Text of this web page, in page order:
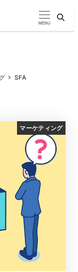
MENU
SFA
マーケティング